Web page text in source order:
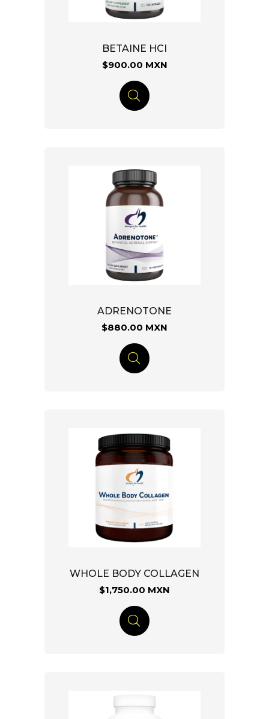
BETAINE HCI
$900.00 MXN
ADRENOTONE
$880.00 MXN
WHOLE BODY COLLAGEN
$1,750.00 MXN